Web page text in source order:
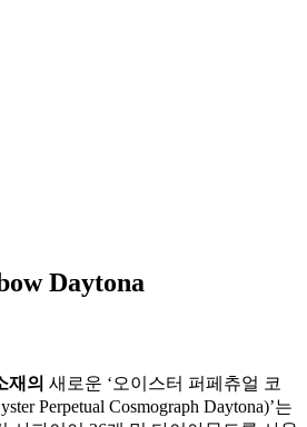
Daytona
재의 새로운 ‘오이스터 퍼페츄얼 코
Perpetual Cosmograph Daytona)’는